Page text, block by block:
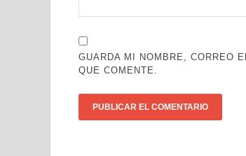
GUARDA MI NOMBRE, CORREO
QUE COMENTE.